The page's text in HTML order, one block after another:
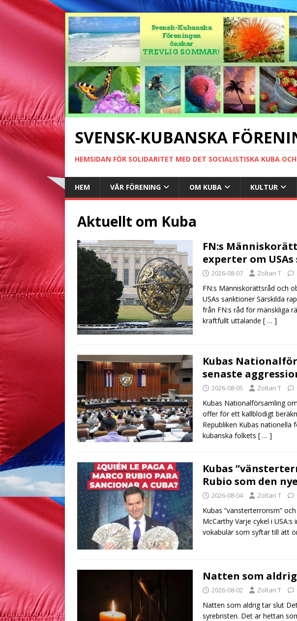
SVENSK-KUBANSKA
HEMSIDAN FÖR SOLIDARITET MED DET SOCIALISTISKA KUBA
HEM VÅR FÖRENING OM KUBA KULTUR
Aktuellt om Kuba
FN:s
experter om
2026-08-07 Zoltan T
FN:s Människorättsråd och
USAs sanktioner Särskilda
från FN:s råd för mänskliga
kraftfullt uttalande [ … ]
Kubas
senaste
2026-08-05 Zoltan T
Kubas Nationalförsamling
offer för ett kallblodigt
Republiken Kubas
kubanska folkets [ … ]
Kubas
Rubio som den
2026-08-04 Zoltan T
Kubas ”vänsterterrorism”
McCarthy Varje cykel i
vokabulär som syftar till att
Natten som
2026-08-02 Zoltan T
Natten som aldrig tar slut
syrebristen. Det är hettan